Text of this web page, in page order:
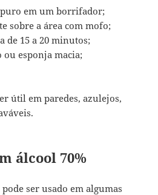
em um borrifador;
sobre a área com mofo;
de 15 a 20 minutos;
ou esponja macia;
útil em paredes, azulejos,
álcool 70%
ser usado em algumas